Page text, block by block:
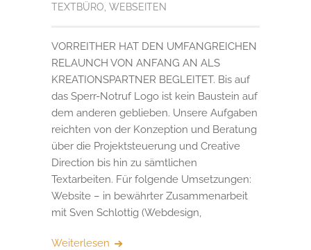
TEXTBÜRO WEBSEITEN
VORREITHER HAT DEN UMFANGREICHEN
RELAUNCH VON ANFANG AN ALS
KREATIONSPARTNER BEGLEITET. Bis auf
das Sperr-Notruf Logo ist kein Baustein auf
dem anderen geblieben. Unsere Aufgaben
reichten von der Konzeption und Beratung
über die Projektsteuerung und Creative
Direction bis hin zu sämtlichen
Textarbeiten. Für folgende Umsetzungen:
Website – in bewährter Zusammenarbeit
mit Sven Schlottig (Webdesign,
Weiterlesen